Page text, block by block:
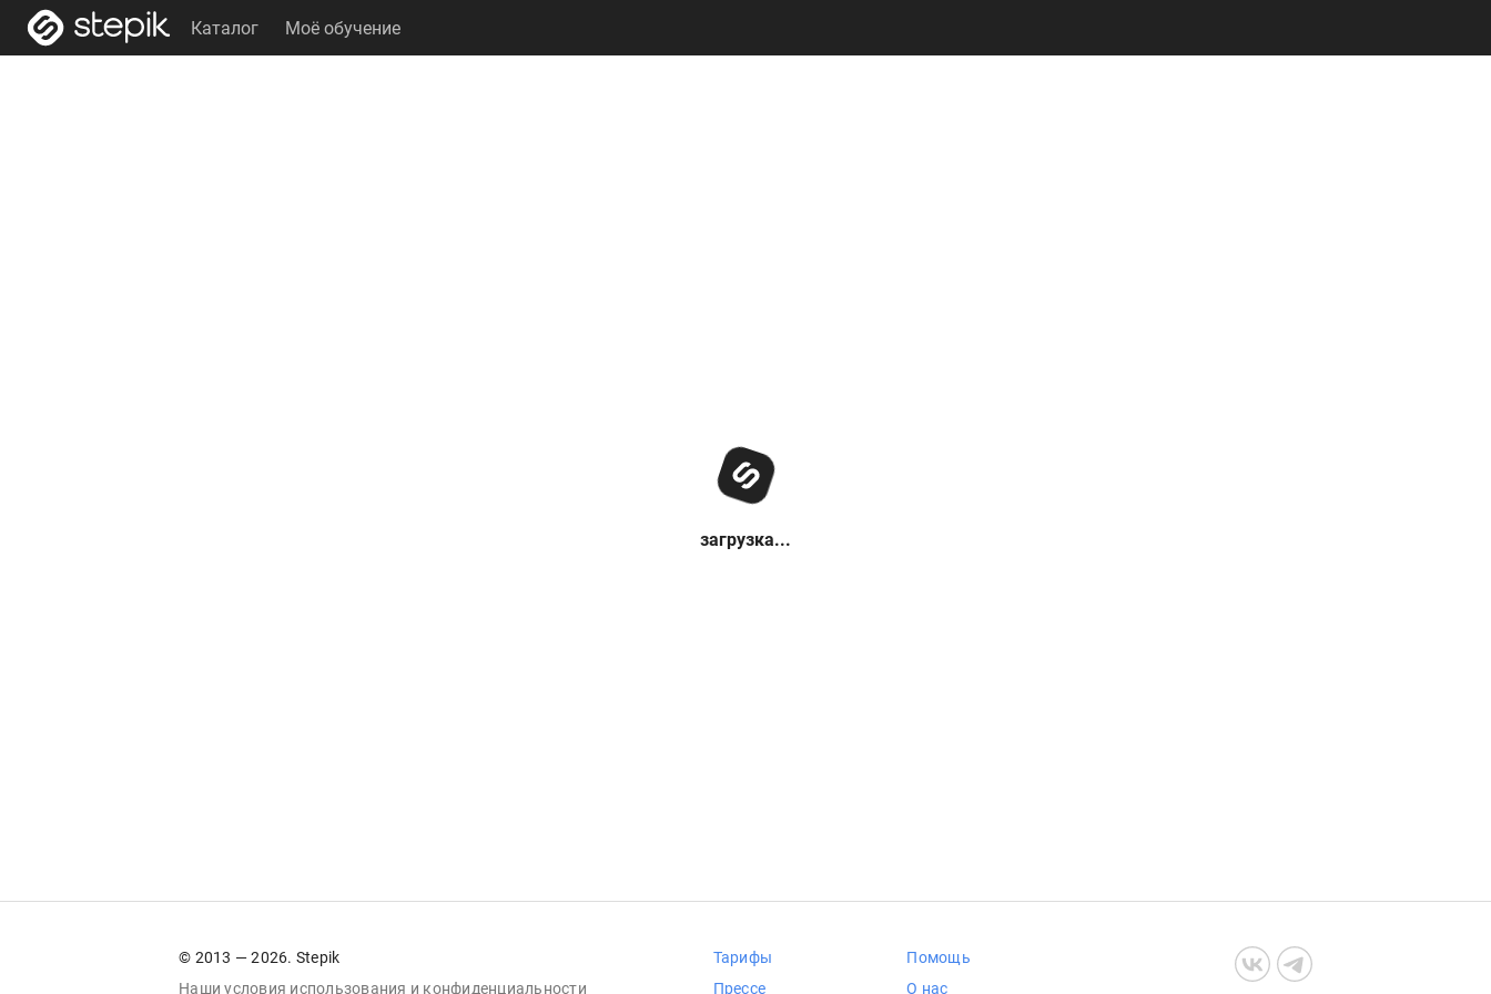
Каталог Моё обучение
загрузка...
© 2013 — 2026. Stepik
Наши условия использования и конфиденциальности
Тарифы
Прессе
Помощь
О нас